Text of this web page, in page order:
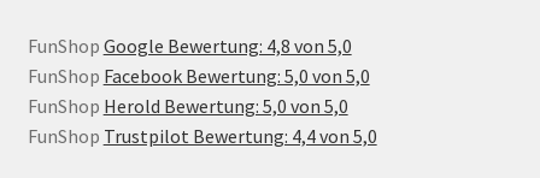
FunShop Google Bewertung: 4,8 von 5,0
FunShop Facebook Bewertung: 5,0 von 5,0
FunShop Herold Bewertung: 5,0 von 5,0
FunShop Trustpilot Bewertung: 4,4 von 5,0